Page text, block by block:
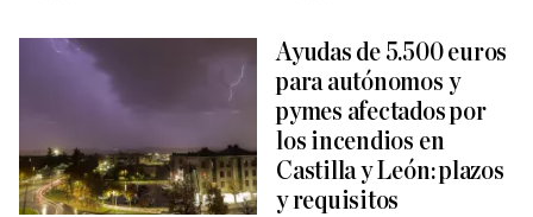
Ayudas de 5.500 euros
para autónomos y
pymes afectados por
los incendios en
Castilla y León: plazos
y requisitos